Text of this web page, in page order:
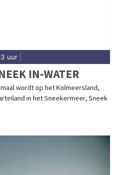
uur
IN-WATER
wordt op het Kolmeersland,
in het Sneekermeer, Sneek